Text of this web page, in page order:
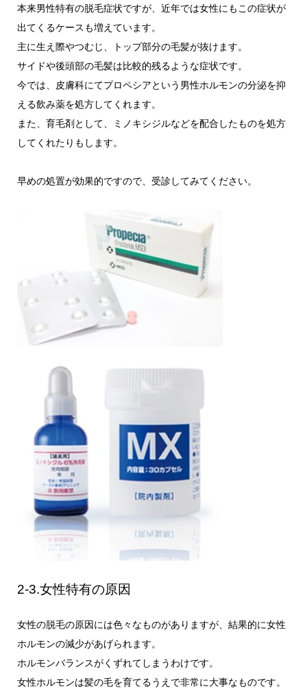
本来男性特有の脱毛症状ですが、近年では女性にもこの症状が
出てくるケースも増えています。
主に生え際やつむじ、トップ部分の毛髪が抜けます。
サイドや後頭部の毛髪は比較的残るような症状です。
今では、皮膚科にてプロペシアという男性ホルモンの分泌を抑
える飲み薬を処方してくれます。
また、育毛剤として、ミノキシジルなどを配合したものを処方
してくれたりもします。
早めの処置が効果的ですので、受診してみてください。
2-3.女性特有の原因
女性の脱毛の原因には色々なものがありますが、結果的に女性
ホルモンの減少があげられます。
ホルモンバランスがくずれてしまうわけです。
女性ホルモンは髪の毛を育てるうえで非常に大事なものです。